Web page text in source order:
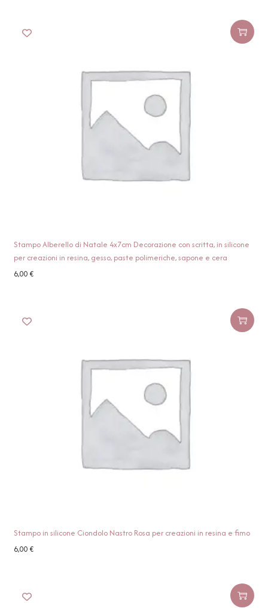
Stampo Alberello di Natale 4x7cm Decorazione con scritta, in silicone
per creazioni in resina, gesso, paste polimeriche, sapone e cera
6,00€
Stampo in silicone Ciondolo Nastro Rosa per creazioni in resina e fimo
6,00€